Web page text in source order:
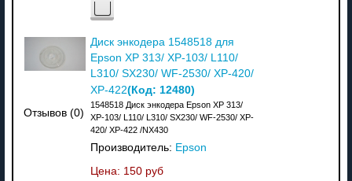
Отзывов (0)
Диск энкодера 1548518 для
Epson XP 313/ XP-103/ L110/
L310/ SX230/ WF-2530/ XP-420/
XP-422(Код: 12480)
1548518 Диск энкодера Epson XP 313/
XP-103/ L110/ L310/ SX230/ WF-2530/ XP-
420/ XP-422 /NX430
Производитель: Epson
Цена: 150 руб